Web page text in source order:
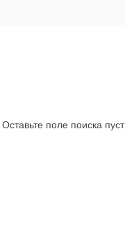
Оставьте поле поиска